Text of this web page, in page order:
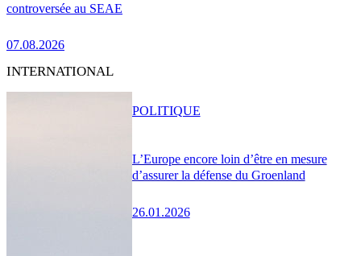
controversée au SEAE
07.08.2026
INTERNATIONAL
L’Europe encore loin d’être en mesure
d’assurer la défense du Groenland
26.01.2026
POLITIQUE